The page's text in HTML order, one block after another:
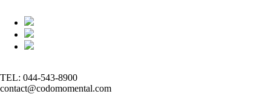
TEL: 044-543-8900
contact@codomomental.com